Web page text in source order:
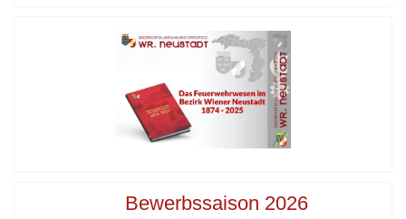
Bewerbssaison 2026